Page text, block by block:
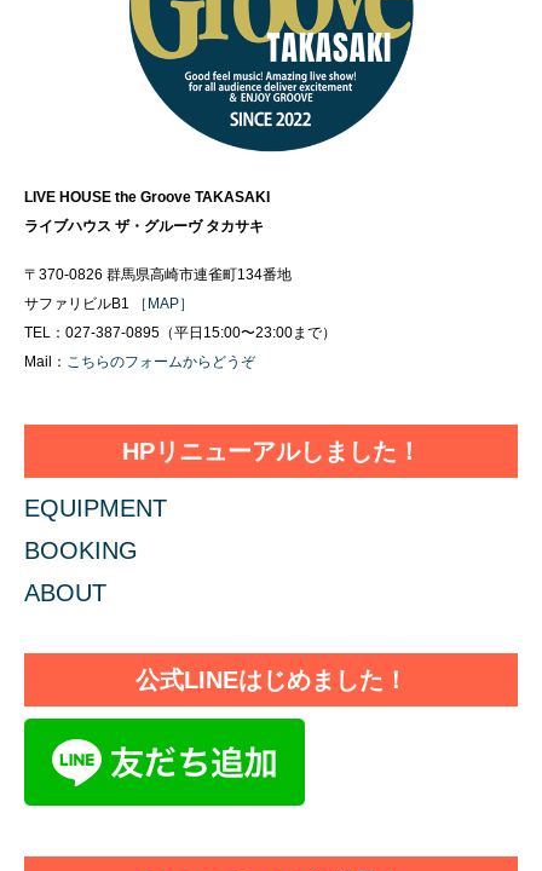
LIVE HOUSE the Groove TAKASAKI
ライブハウス ザ・グルーヴ タカサキ
〒370-0826 群馬県高崎市連雀町134番地
サファリビルB1
［MAP］
TEL：027-387-0895（平日15:00〜23:00まで）
Mail： こちらのフォームからどうぞ
HPリニューアルしました！
EQUIPMENT
BOOKING
ABOUT
公式LINEはじめました！